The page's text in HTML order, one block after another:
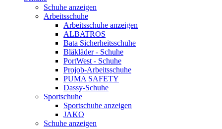
Schuhe anzeigen
Arbeitsschuhe
Arbeitsschuhe anzeigen
ALBATROS
Bata Sicherheitsschuhe
Bläkläder - Schuhe
PortWest - Schuhe
Projob-Arbeitsschuhe
PUMA SAFETY
Dassy-Schuhe
Sportschuhe
Sportschuhe anzeigen
JAKO
Schuhe anzeigen